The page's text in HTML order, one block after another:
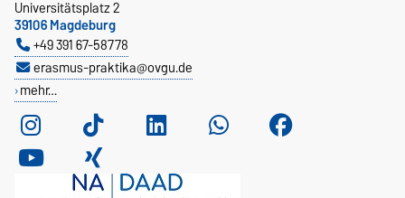
Universitätsplatz 2
39106 Magdeburg
+49 391 67-58778
erasmus-praktika@ovgu.de
mehr…